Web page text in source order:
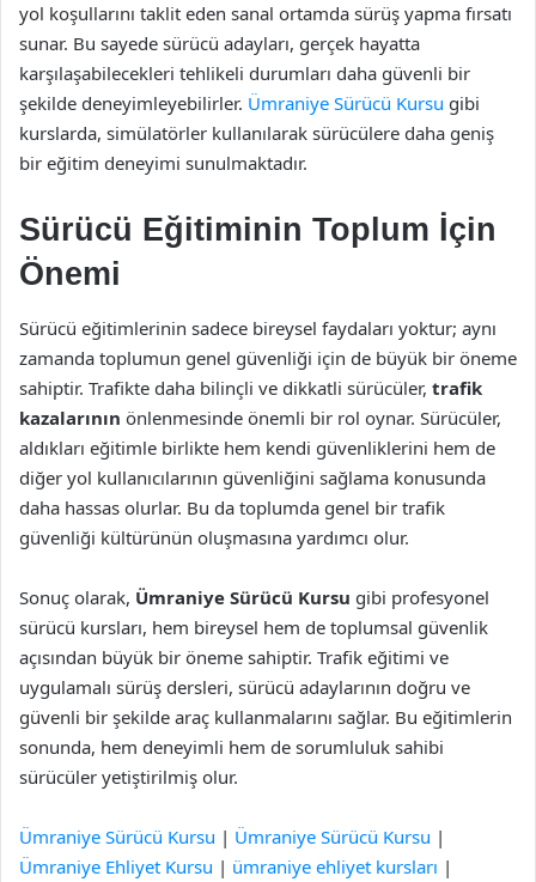
yol koşullarını taklit eden sanal ortamda sürüş yapma fırsatı
sunar. Bu sayede sürücü adayları, gerçek hayatta
karşılaşabilecekleri tehlikeli durumları daha güvenli bir
şekilde deneyimleyebilirler. Ümraniye Sürücü Kursu gibi
kurslarda, simülatörler kullanılarak sürücülere daha geniş
bir eğitim deneyimi sunulmaktadır.
Sürücü Eğitiminin Toplum İçin
Önemi
Sürücü eğitimlerinin sadece bireysel faydaları yoktur; aynı
zamanda toplumun genel güvenliği için de büyük bir öneme
sahiptir. Trafikte daha bilinçli ve dikkatli sürücüler, trafik
kazalarının önlenmesinde önemli bir rol oynar. Sürücüler,
aldıkları eğitimle birlikte hem kendi güvenliklerini hem de
diğer yol kullanıcılarının güvenliğini sağlama konusunda
daha hassas olurlar. Bu da toplumda genel bir trafik
güvenliği kültürünün oluşmasına yardımcı olur.
Sonuç olarak, Ümraniye Sürücü Kursu gibi profesyonel
sürücü kursları, hem bireysel hem de toplumsal güvenlik
açısından büyük bir öneme sahiptir. Trafik eğitimi ve
uygulamalı sürüş dersleri, sürücü adaylarının doğru ve
güvenli bir şekilde araç kullanmalarını sağlar. Bu eğitimlerin
sonunda, hem deneyimli hem de sorumluluk sahibi
sürücüler yetiştirilmiş olur.
Ümraniye Sürücü Kursu | Ümraniye Sürücü Kursu |
Ümraniye Ehliyet Kursu | ümraniye ehliyet kursları |